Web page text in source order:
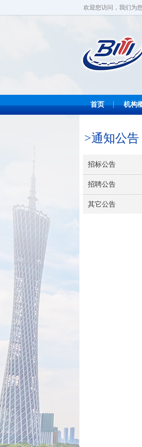
欢迎您访问，我们为
首页 机构
>通知公告
招标公告
招聘公告
其它公告